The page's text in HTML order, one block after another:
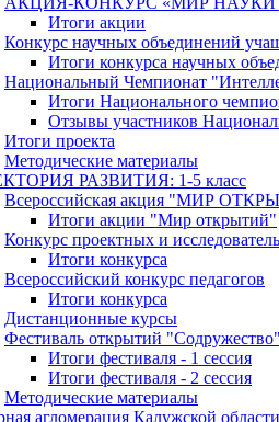
Итоги акции
Конкурс научных объединений
Итоги конкурса научных
Национальный Чемпионат
Итоги Национального
Отзывы участников
Итоги проекта
Методические материалы
РАЗВИТИЯ: 1-5 класс
Всероссийская акция "МИР
Итоги акции "Мир открытий"
Конкурс проектных и
Итоги конкурса
Всероссийский конкурс педагогов
Итоги конкурса
Дистанционные курсы
Фестиваль открытий "Содружество"
Итоги фестиваля - 1 сессия
Итоги фестиваля - 2 сессия
Методические материалы
агломерация Калужской